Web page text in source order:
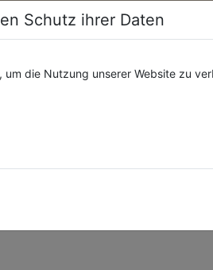
Schutz ihrer Daten
um die Nutzung unserer Website zu